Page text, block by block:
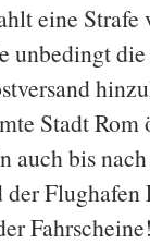
eine Strafe
unbedingt
Stadt
auch bis